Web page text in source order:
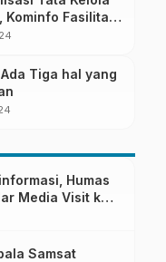
Kominfo Fasilitasi
Pengelola
Tiga hal yang
Humas
Media Visit ke
Samsat